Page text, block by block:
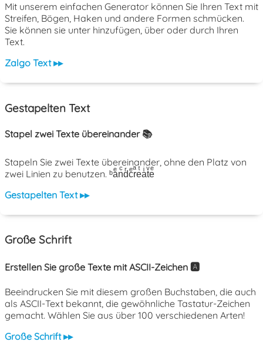
Mit unserem einfachen Generator können Sie Ihren Text mit
Streifen, Bögen, Haken und andere Formen schmücken.
Sie können sie unter hinzufügen, über oder durch Ihren
Text.
Zalgo Text ▸▸
Gestapelten Text
Stapel zwei Texte übereinander 📚
Stapeln Sie zwei Texte übereinander, ohne den Platz von
zwei Linien zu benutzen. ᵇaͤnͨdͬcͤrͣeͭaͥtͮeͤ
Gestapelten Text ▸▸
Große Schrift
Erstellen Sie große Texte mit ASCII-Zeichen 🅰️
Beeindrucken Sie mit diesem großen Buchstaben, die auch
als ASCII-Text bekannt, die gewöhnliche Tastatur-Zeichen
gemacht. Wählen Sie aus über 100 verschiedenen Arten!
Große Schrift ▸▸